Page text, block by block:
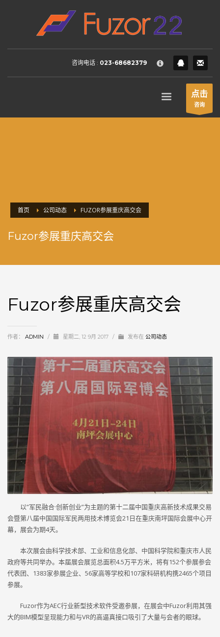
HOW TO SHOP
Login or create new account.
2 Review your order.
FREEshipment
If you still have problems, please let us know, by sending an
SHOWROOM HOURS
咨询电话 : 023-68682379
点击
咨询
首页 公司动态 FUZOR参展重庆高交会
Fuzor参展重庆高交会
Fuzor参展重庆高交会
作者： ADMIN / 星期二, 12 9月 2017 / 发布在 公司动态
以”军民融合·创新创业”为主题的第十二届中国重庆高新技术成果交易
会暨第八届中国国际军民两用技术博览会21日在重庆南坪国际会展中心开
幕，展会为期4天。
本次展会由科学技术部、工业和信息化部、中国科学院和重庆市人民
政府等共同举办。本届展会展览总面积4.5万平方米，将有152个参展参会
代表团、1383家参展企业、56家高等学校和107家科研机构携2465个项目
参展。
Fuzor作为AEC行业新型技术软件受邀参展，在展会中Fuzor利用其强
大的BIM模型呈现能力和与VR的高逼真接口吸引了大量与会者的眼球。